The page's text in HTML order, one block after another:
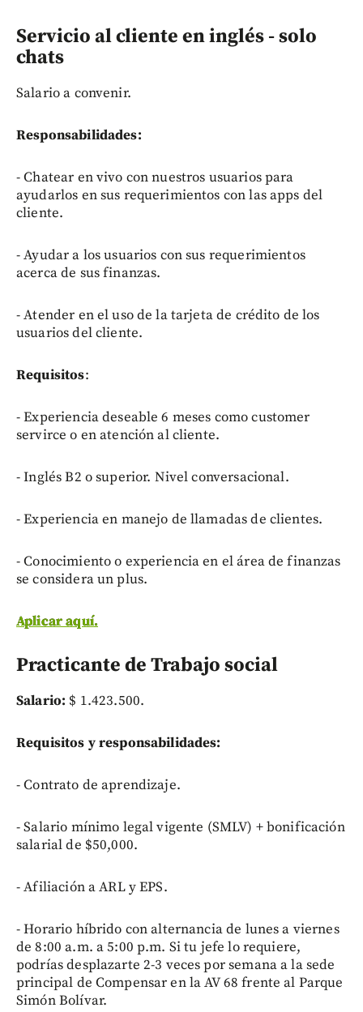
Servicio al cliente en inglés - solo
chats
Salario a convenir.
Responsabilidades:
- Chatear en vivo con nuestros usuarios para
ayudarlos en sus requerimientos con las apps del
cliente.
- Ayudar a los usuarios con sus requerimientos
acerca de sus finanzas.
- Atender en el uso de la tarjeta de crédito de los
usuarios del cliente.
Requisitos:
- Experiencia deseable 6 meses como customer
servirce o en atención al cliente.
- Inglés B2 o superior. Nivel conversacional.
- Experiencia en manejo de llamadas de clientes.
- Conocimiento o experiencia en el área de finanzas
se considera un plus.
Aplicar aquí.
Practicante de Trabajo social
Salario: $ 1.423.500.
Requisitos y responsabilidades:
- Contrato de aprendizaje.
- Salario mínimo legal vigente (SMLV) + bonificación
salarial de $50,000.
- Afiliación a ARL y EPS.
- Horario híbrido con alternancia de lunes a viernes
de 8:00 a.m. a 5:00 p.m. Si tu jefe lo requiere,
podrías desplazarte 2-3 veces por semana a la sede
principal de Compensar en la AV 68 frente al Parque
Simón Bolívar.